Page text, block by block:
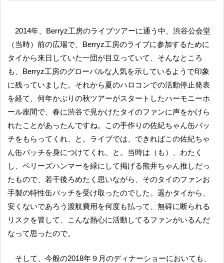
2014年、Berryz工房のライブツアーに通う中、渋谷公会堂
（当時）前の広場で、Berryz工房のライブに参加するために
タイから来日していた一団が目立っていて、そんなところ
も、Berryz工房のグローバルな人気を示しているようで印象
に残っていました。それから夏のハロコンでの活動停止発表
を経て、何年かぶりの秋ツアーがスタートしたハーモニーホ
ール座間で、春に渋谷で見かけたタイのファンに声をかけら
れたことがあったんですね。この手作りの佐紀ちゃん缶バッ
チをもらってくれ、と。ライブでは、できればこの佐紀ちゃ
ん缶バッチを身につけてくれ、と。当時は（も）、わたく
し、ベリーズハンマーを緑にして掲げる熊井ちゃん推しだっ
たもので、若干後ろめたく思いながら、そのタイのファンお
手製の特性缶バッチを受け取ったのでした。遥かタイから、
安くないであろう渡航費用を何度も払って、無碍に断られる
リスクを冒して、こんな熱心に活動してるファンがいるんだ
なって思ったので。
そして、今般の2018年９月のディナーショーにおいても、